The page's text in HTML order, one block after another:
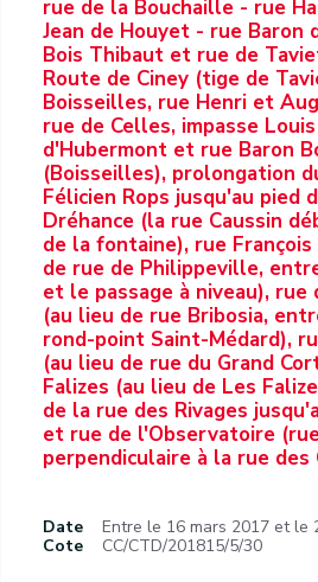
rue de la Bouchaille - rue
Jean de Houyet - rue Baron
Bois Thibaut et rue de
Route de Ciney (tige de
Boisseilles, rue Henri et
rue de Celles, impasse
d'Hubermont et rue Baron
(Boisseilles), prolongation
Félicien Rops jusqu'au pied
Dréhance (la rue Caussin
de la fontaine), rue
de rue de Philippeville,
et le passage à niveau),
(au lieu de rue Bribosia,
rond-point Saint-Médard),
(au lieu de rue du Grand
Falizes (au lieu de Les
de la rue des Rivages
et rue de l'Observatoire
perpendiculaire à la rue des
Date
Entre le 16 mars 2017 et le
Cote
CC/CTD/201815/5/30